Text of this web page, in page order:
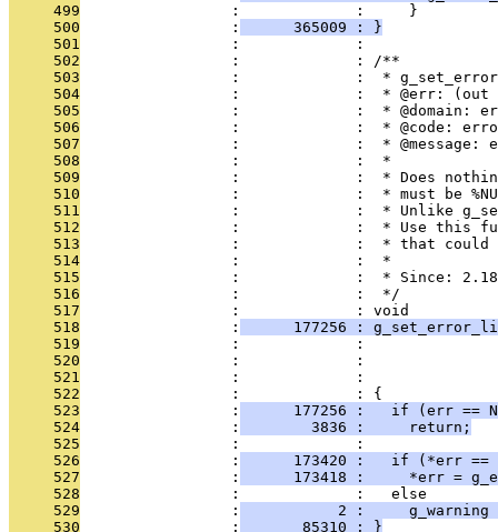
     499
                 :             :     }
     500
                 :
      365009 : }
     501
                 :             :
     502
                 :             : /**
     503
:             :  *
     504
:             :  * @err:
     505
:             :  * @domain:
     506
:             :  * @code:
     507
:             :  * @message:
     508
                 :             :  *
     509
:             :  * Does
     510
:             :  * must be
     511
:             :  * Unlike
     512
:             :  * Use this
     513
:             :  * that
     514
                 :             :  *
     515
                 :             :  * Since: 2.18
     516
                 :             :  */
     517
                 :             : void
     518
                 :
177256 :
     519
:             :
     520
:             :
     521
:             :
     522
                 :             : {
     523
                 :
177256 :   if (err ==
     524
                 :
        3836 :     return;
     525
                 :             :
     526
                 :
173420 :   if (*err ==
     527
                 :
173418 :     *err =
     528
                 :             :   else
     529
                 :
2 :     g_warning
     530
                 :
       85310 : }